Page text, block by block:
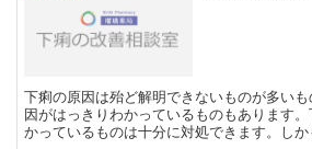
下痢の原因は殆ど解明できないものが多い
因がはっきりわかっているものもあります
かっているものは十分に対処できます。し